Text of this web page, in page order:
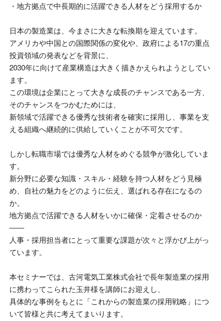
・地方拠点で中長期的に活躍できる人材をどう採用するか
日本の製造業は、今まさに大きな転換期を迎えています。
アメリカや中国との国際関係の変化や、政府による17の重点
投資領域の発表などを背景に、
2030年に向けて産業構造は大きく描きかえられようとしてい
ます。
この環境は企業にとって大きな成長のチャンスである一方、
そのチャンスをつかむためには、
新領域で活躍できる優秀な技術者を確実に採用し、事業を支
える組織へ継続的に供給していくことが不可欠です。
しかし転職市場では優秀な人材をめぐる競争が激化していま
す。
新分野に必要な知識・スキル・経験を持つ人材をどう見極
め、自社の魅力をどのように伝え、選ばれる存在になるの
か。
地方拠点で活躍できる人材をいかに確保・定着させるのか
――
人事・採用担当者にとって重要な課題が次々と浮かび上がっ
ています。
本セミナーでは、古河電気工業株式会社で長年製造業の採用
に携わってこられた玉井様を講師にお迎えし、
具体的な事例をもとに「これからの製造業の採用戦略」につ
いて皆様と共に考えてまいります。